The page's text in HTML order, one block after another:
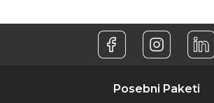
Posebni Paketi